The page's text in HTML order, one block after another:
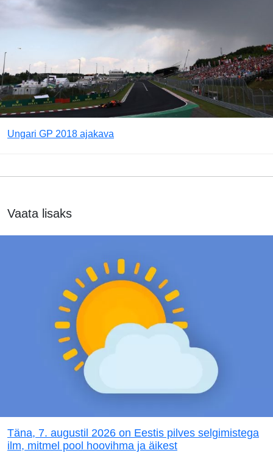
Ungari GP 2018 ajakava
Vaata lisaks
Täna, 7. augustil 2026 on Eestis pilves selgimistega
ilm, mitmel pool hoovihma ja äikest